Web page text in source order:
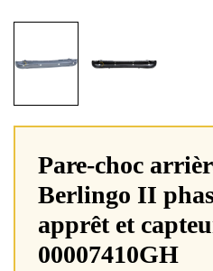
Pare-choc
Berlingo II
apprêt et
00007410GH